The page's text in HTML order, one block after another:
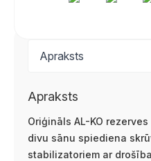
Apraksts
Oriģināls AL-KO
divu sānu spiediena
stabilizatoriem ar